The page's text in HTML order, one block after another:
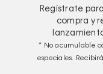
Regístrate
compra y
* No acumulable
especiales.